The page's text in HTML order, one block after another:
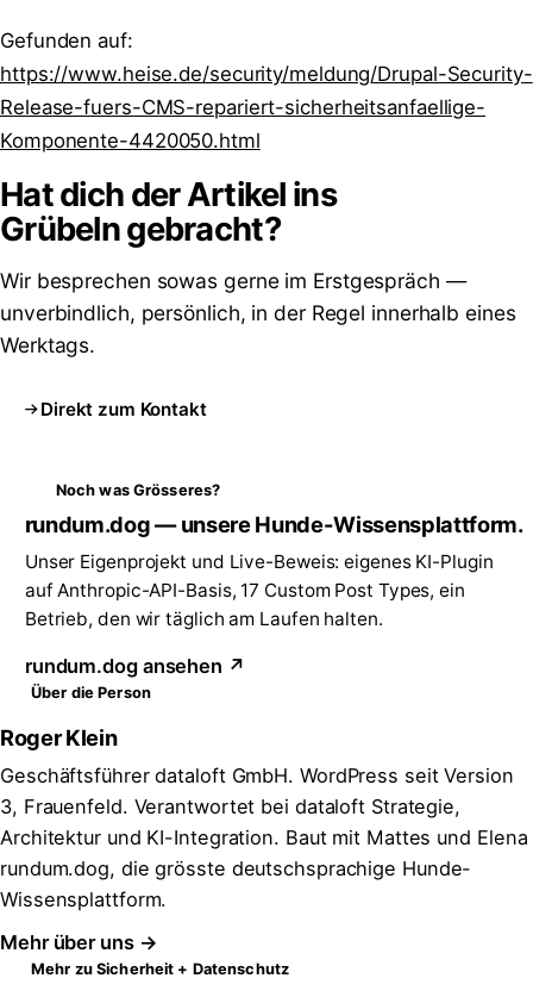
Gefunden auf:
https://www.heise.de/security/meldung/Drupal-Security-
Release-fuers-CMS-repariert-sicherheitsanfaellige-
Komponente-4420050.html
Hat dich der Artikel ins
Grübelngebracht?
Wir besprechen sowas gerne im Erstgespräch —
unverbindlich, persönlich, in der Regel innerhalb eines
Werktags.
Direkt zum Kontakt
Noch was Grösseres?
rundum.dog — unsere Hunde-Wissensplattform.
Unser Eigenprojekt und Live-Beweis: eigenes KI-Plugin
auf Anthropic-API-Basis, 17 Custom Post Types, ein
Betrieb, den wir täglich am Laufen halten.
rundum.dog ansehen ↗
Über die Person
Roger Klein
Geschäftsführer dataloft GmbH. WordPress seit Version
3, Frauenfeld. Verantwortet bei dataloft Strategie,
Architektur und KI-Integration. Baut mit Mattes und Elena
rundum.dog, die grösste deutschsprachige Hunde-
Wissensplattform.
Mehr über uns →
Mehr zu Sicherheit + Datenschutz